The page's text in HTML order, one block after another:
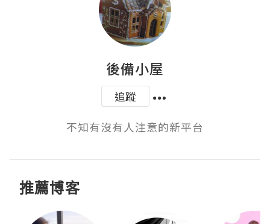
後備小屋
追蹤
不知有沒有人注意的新平台
推薦博客